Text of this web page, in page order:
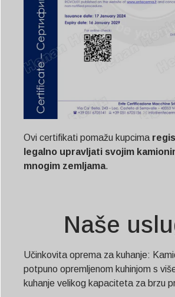
Ovi certifikati pomažu kupcima
legalno upravljati svojim
mnogim zemljama.
Naše
Učinkovita oprema za kuhanje:
potpuno opremljenom kuhinjom s
kuhanje velikog kapaciteta za brzu